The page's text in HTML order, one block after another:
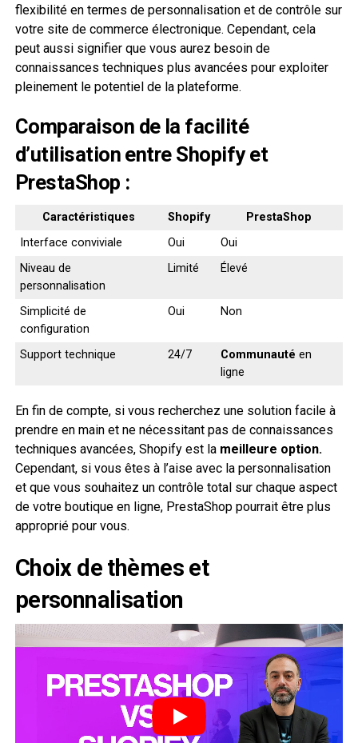
flexibilité en termes de personnalisation et de contrôle sur
votre site de commerce électronique. Cependant, cela
peut aussi signifier que vous aurez besoin de
connaissances techniques plus avancées pour exploiter
pleinement le potentiel de la plateforme.
Comparaison de la facilité
d’utilisation entre Shopify et
PrestaShop :
Caractéristiques Shopify
PrestaShop
Interface conviviale
Oui
Oui
Niveau de
personnalisation
Limité Élevé
Simplicité de
configuration
Oui Non
Support technique 24/7 Communauté en
ligne
En fin de compte, si vous recherchez une solution facile à
prendre en main et ne nécessitant pas de connaissances
techniques avancées, Shopify est la meilleure option.
Cependant, si vous êtes à l’aise avec la personnalisation
et que vous souhaitez un contrôle total sur chaque aspect
de votre boutique en ligne, PrestaShop pourrait être plus
approprié pour vous.
Choix de thèmes et
personnalisation